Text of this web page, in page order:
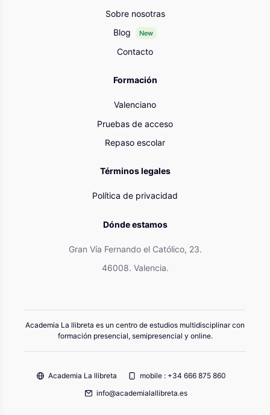
Sobre nosotras
Blog
New
Contacto
Formación
Valenciano
Pruebas de acceso
Repaso escolar
Términos legales
Política de privacidad
Dónde estamos
Gran Vía Fernando el Católico, 23.
46008. Valencia.
Academia La llibreta es un centro de estudios multidisciplinar con
formación presencial, semipresencial y online.
Academia La llibreta
mobile : +34 666 875 860
info@academialallibreta.es